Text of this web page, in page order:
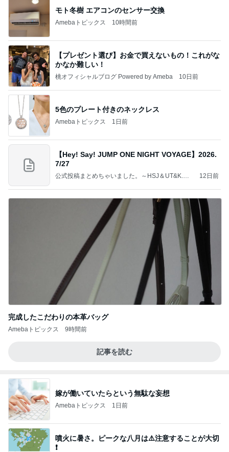
モト冬樹 エアコンのセンサー交換
Amebaトピックス 10時間前
【プレゼント選び】お金で買えないもの！これがな
かなか難しい！
桃オフィシャルブログ Powered by Ameba 10日前
5色のプレート付きのネックレス
Amebaトピックス 1日前
【Hey! Say! JUMP ONE NIGHT VOYAGE】2026.
7/27
公式投稿まとめちゃいました。～HSJ＆UT&K.O.
12日前
完成したこだわりの本革バッグ
Amebaトピックス 9時間前
記事を読む
嫁が働いていたらという無駄な妄想
Amebaトピックス 1日前
噴火に暑さ。ピークな八月は⚠️注意することが大切
❗️